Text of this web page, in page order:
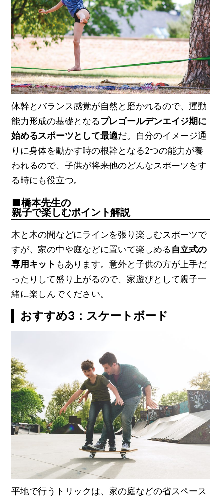
体幹とバランス感覚が自然と磨かれるので、運動
能力形成の基礎となるプレゴールデンエイジ期に
始めるスポーツとして最適だ。自分のイメージ通
りに身体を動かす時の根幹となる2つの能力が養
われるので、子供が将来他のどんなスポーツをす
る時にも役立つ。
橋本先生の
親子で楽しむポイント解説
木と木の間などにラインを張り楽しむスポーツで
すが、家の中や庭などに置いて楽しめる自立式の
専用キット もあります。意外と子供の方が上手だ
ったりして盛り上がるので、家遊びとして親子一
緒に楽しんでください。
おすすめ3：スケートボード
平地で行うトリックは、家の庭などの省スペース